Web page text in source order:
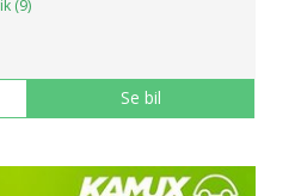
kan alltid ändra dina
(9)
Se bil